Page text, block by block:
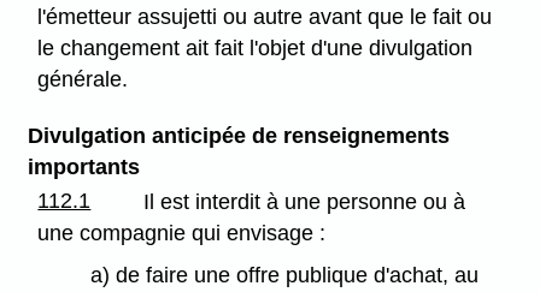
l'émetteur assujetti ou autre avant que le fait ou
le changement ait fait l'objet d'une divulgation
générale.
Divulgation anticipée de renseignements
importants
112.1
Il est interdit à une personne ou à
une compagnie qui envisage :
a) de faire une offre publique d'achat, au